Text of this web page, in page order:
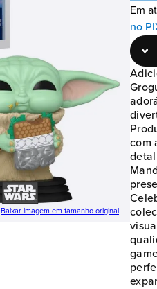
Baixar imagem em tamanho original
Em
no
com